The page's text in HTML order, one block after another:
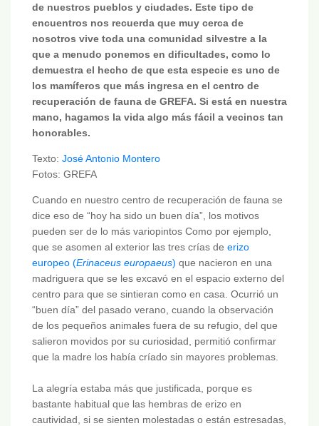
de nuestros pueblos y ciudades. Este tipo de
encuentros nos recuerda que muy cerca de
nosotros vive toda una comunidad silvestre a la
que a menudo ponemos en dificultades, como lo
demuestra el hecho de que esta especie es uno de
los mamíferos que más ingresa en el centro de
recuperación de fauna de GREFA. Si está en nuestra
mano, hagamos la vida algo más fácil a vecinos tan
honorables.
Texto: José Antonio Montero
Fotos: GREFA
Cuando en nuestro centro de recuperación de fauna se
dice eso de “hoy ha sido un buen día”, los motivos
pueden ser de lo más variopintos Como por ejemplo,
que se asomen al exterior las tres crías de erizo
europeo (Erinaceus europaeus) que nacieron en una
madriguera que se les excavó en el espacio externo del
centro para que se sintieran como en casa. Ocurrió un
“buen día” del pasado verano, cuando la observación
de los pequeños animales fuera de su refugio, del que
salieron movidos por su curiosidad, permitió confirmar
que la madre los había críado sin mayores problemas.
La alegría estaba más que justificada, porque es
bastante habitual que las hembras de erizo en
cautividad, si se sienten molestadas o están estresadas,